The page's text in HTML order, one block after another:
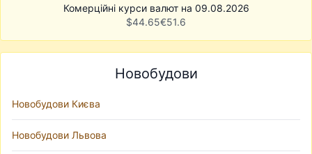
Комерційні курси валют на 09.08.2026
$44.65€51.6
Новобудови
Новобудови Києва
Новобудови Львова